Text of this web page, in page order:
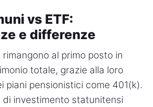
vs ETF:
e differenze
al primo posto in
totale, grazie alla loro
piani pensionistici come 401(k).
di investimento statunitensi